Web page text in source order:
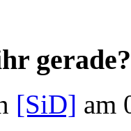
gerade?
[SiD] am